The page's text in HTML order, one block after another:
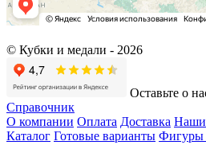
© Кубки и медали - 2026
Оставьте о
Справочник
О компании Оплата Доставка Наши
Каталог Готовые варианты Фигуры